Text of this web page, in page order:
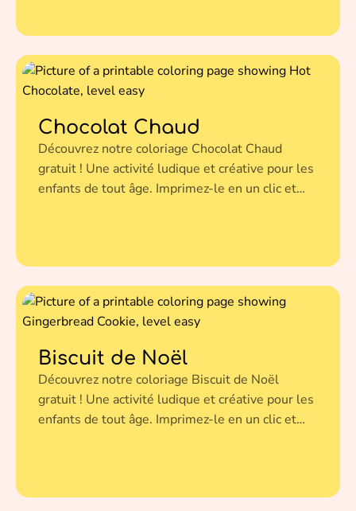
Chocolat Chaud
Découvrez notre coloriage Chocolat Chaud
gratuit ! Une activité ludique et créative pour les
enfants de tout âge. Imprimez-le en un clic et
Biscuit de Noël
Découvrez notre coloriage Biscuit de Noël
gratuit ! Une activité ludique et créative pour les
enfants de tout âge. Imprimez-le en un clic et